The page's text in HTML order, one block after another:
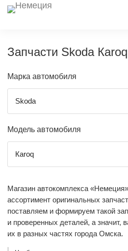
Запчасти Skoda Кaroq
Марка автомобиля
Skoda
Модель автомобиля
Кaroq
Магазин автокомплекса
ассортимент оригинальных
поставляем и формируем такой
и проверенных деталей, а значит,
их в разных частях города Омска.
ЗАПИСЬ НА